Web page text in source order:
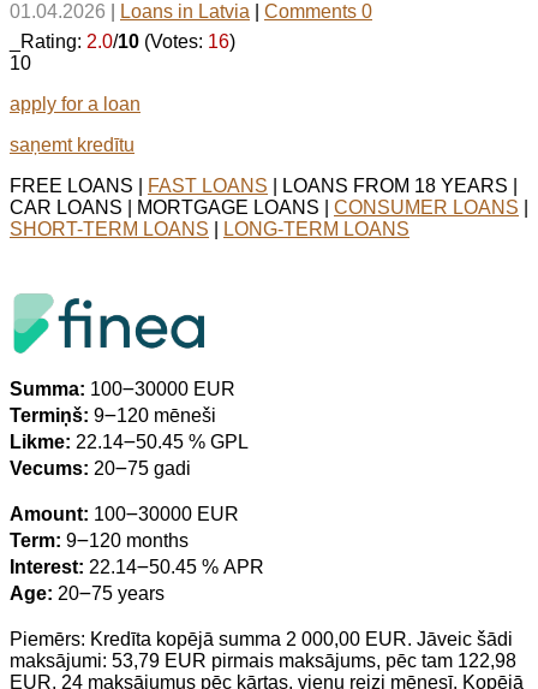
01.04.2026 Loans in Latvia
Comments 0
_Rating: 2.0/10 (Votes: 16)
10
apply for a loan
saņemt kredītu
FREE LOANS |
FAST LOANS | LOANS FROM 18 YEARS |
CAR LOANS | MORTGAGE LOANS | CONSUMER LOANS
SHORT-TERM LOANS
LONG-TERM LOANS
Summa: 100౼30000 EUR
Termiņš: 9౼120 mēneši
Likme: 22.14౼50.45 % GPL
Vecums: 20౼75 gadi
Amount: 100౼30000 EUR
Term: 9౼120 months
Interest: 22.14౼50.45 % APR
Age: 20౼75 years
Piemērs: Kredīta kopējā summa 2 000,00 EUR. Jāveic šādi
maksājumi: 53,79 EUR pirmais maksājums, pēc tam 122,98
EUR, 24 maksājumus pēc kārtas, vienu reizi mēnesī. Kopējā